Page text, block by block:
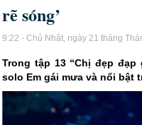
rẽ sóng’
9:22 - Chủ Nhật, ngày 21 tháng
Trong tập 13 “Chị đẹp
solo Em gái mưa và nổi bật